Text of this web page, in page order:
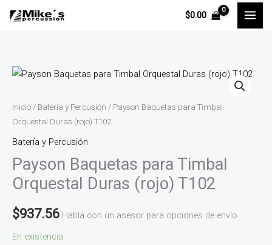
$0.00
Inicio / Batería y Percusión / Payson Baquetas para Timbal
Orquestal Duras (rojo) T102
Batería y Percusión
Payson Baquetas para Timbal
Orquestal Duras (rojo) T102
$937.56 Habla con un asesor para opciones de envío
En existencia
Payson
para
Timbal
Orquestal
Duras
(rojo)
T102
cantidad